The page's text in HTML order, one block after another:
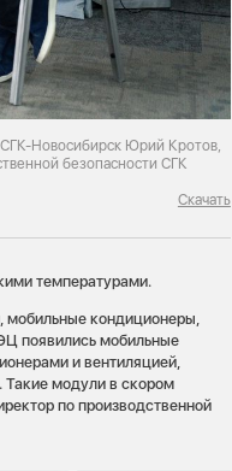
Новосибирск Юрий Кротов,
безопасности СГК
Скачать
температурами.
кондиционеры,
появились мобильные
и вентиляцией,
Такие модули в скором
по производственной